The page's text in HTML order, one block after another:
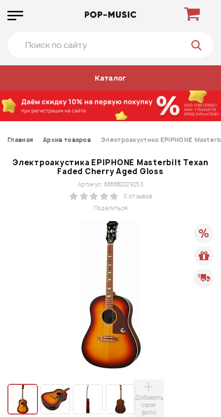
Каталог
Главная Архив товаров Электроакустика EPIPHONE
Электроакустика EPIPHONE Masterbilt Texan
Faded Cherry Aged Gloss
Поделиться
Артикул: 888880029253
0 отзывов
Добавить
свое
фото